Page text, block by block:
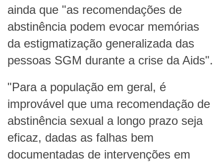
ainda que "as recomendações de
abstinência podem evocar memórias
da estigmatização generalizada das
pessoas SGM durante a crise da Aids".
"Para a população em geral, é
improvável que uma recomendação de
abstinência sexual a longo prazo seja
eficaz, dadas as falhas bem
documentadas de intervenções em